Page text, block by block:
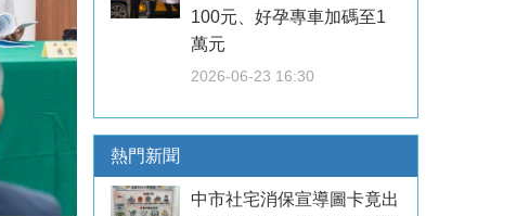
100元、好孕專車加碼至1
萬元
2026-06-23 16:30
熱門新聞
中市社宅消保宣導圖卡竟出